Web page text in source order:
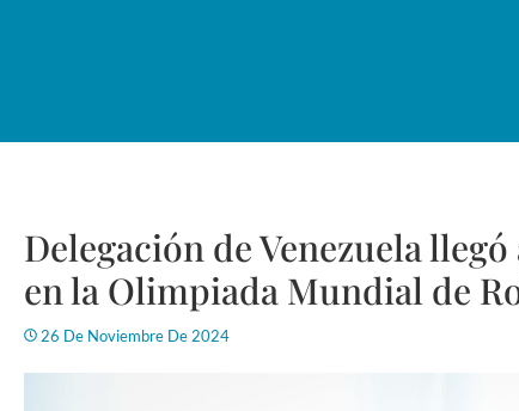
Delegación de Venezuela
en la Olimpiada Mundial de
26 De Noviembre De 2024